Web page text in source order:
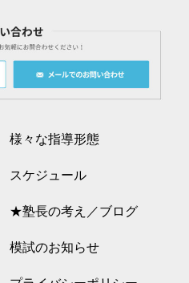
様々な指導形態
スケジュール
★塾長の考え／ブログ
模試のお知らせ